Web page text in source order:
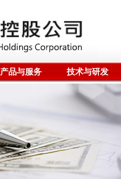
产品与服务 技术与研发